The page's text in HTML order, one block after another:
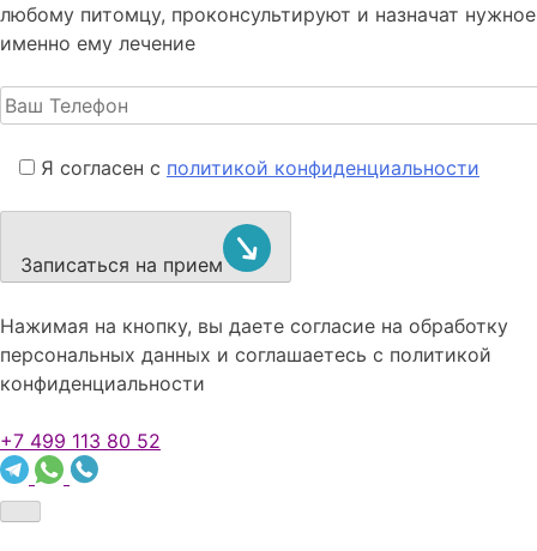
любому питомцу, проконсультируют и назначат нужное
именно ему лечение
Я согласен с политикой конфиденциальности
Записаться на прием
Нажимая на кнопку, вы даете согласие на обработку
персональных данных и соглашаетесь c политикой
конфиденциальности
+7 499 113 80 52